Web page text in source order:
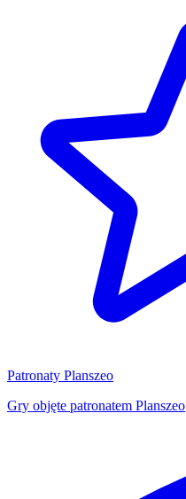
Patronaty Planszeo
Gry objęte patronatem Planszeo